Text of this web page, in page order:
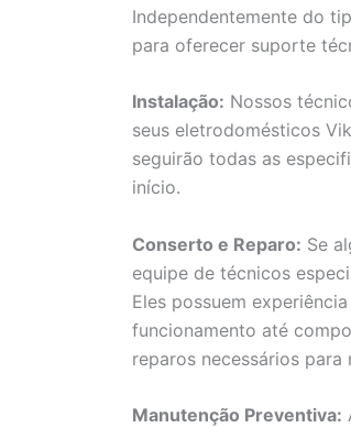
Independentemente do
para oferecer suporte
Instalação: Nossos
seus eletrodomésticos
seguirão todas as
início.
Conserto e Reparo: Se
equipe de técnicos
Eles possuem
funcionamento até
reparos necessários
Manutenção Preventiva: